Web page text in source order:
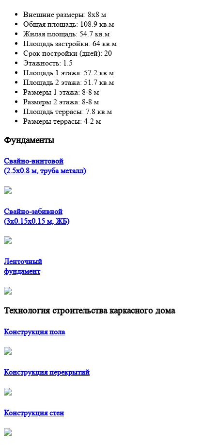
Внешние размеры: 8x8 м
Общая площадь: 108.9 кв.м
Жилая площадь: 54.7 кв.м
Площадь застройки: 64 кв.м
Срок постройки (дней): 20
Этажность: 1.5
Площадь 1 этажа: 57.2 кв.м
Площадь 2 этажа: 51.7 кв.м
Размеры 1 этажа: 8-8 м
Размеры 2 этажа: 8-8 м
Площадь террасы: 7.8 кв.м
Размеры террасы: 4-2 м
Фундаменты
Свайно-винтовой
(2.5x0.8 м, труба металл)
Свайно-забивной
(3x0.15x0.15 м, ЖБ)
Ленточный
фундамент
Технология строительства каркасного дома
Конструкция пола
Конструкция перекрытий
Конструкция стен